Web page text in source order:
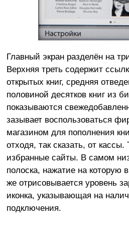
Главный экран разделён на
Верхняя треть содержит
открытых книг, средняя
половиной десятков книг из
показываются
зазывает воспользоваться
магазином для пополнения
отходя, так сказать, от
избранные сайты. В самом
полоска, нажатие на которую
же отрисовывается уровень
иконка, указывающая на
подключения.